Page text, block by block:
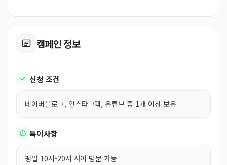
캠페인 정보
신청 조건
네이버블로그, 인스타그램, 유튜브 중 1개 이상 보유
특이사항
평일 10시-20시 사이 방문 가능